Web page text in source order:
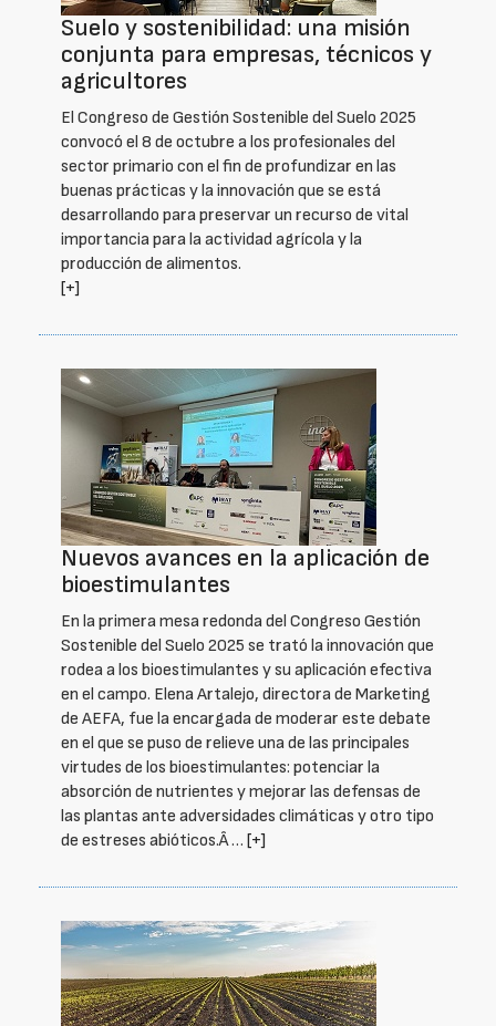
Suelo y sostenibilidad: una misión
conjunta para empresas, técnicos y
agricultores
El Congreso de Gestión Sostenible del Suelo 2025
convocó el 8 de octubre a los profesionales del
sector primario con el fin de profundizar en las
buenas prácticas y la innovación que se está
desarrollando para preservar un recurso de vital
importancia para la actividad agrícola y la
producción de alimentos.
[+]
Nuevos avances en la aplicación de
bioestimulantes
En la primera mesa redonda del Congreso Gestión
Sostenible del Suelo 2025 se trató la innovación que
rodea a los bioestimulantes y su aplicación efectiva
en el campo. Elena Artalejo, directora de Marketing
de AEFA, fue la encargada de moderar este debate
en el que se puso de relieve una de las principales
virtudes de los bioestimulantes: potenciar la
absorción de nutrientes y mejorar las defensas de
las plantas ante adversidades climáticas y otro tipo
de estreses abióticos.Â … [+]